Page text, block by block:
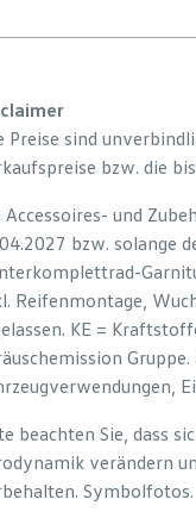
Preise sind
bzw. die
Accessoires- und
bzw. solange
Reifenmontage,
KE =
beachten Sie, dass
verändern
Symbolfotos.